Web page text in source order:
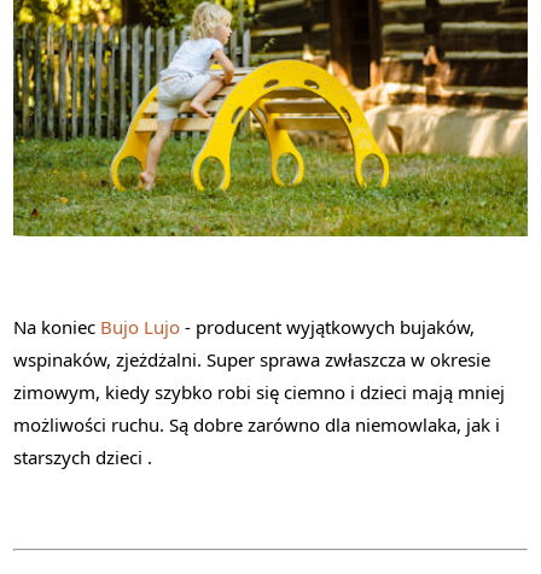
Na koniec Bujo Lujo - producent wyjątkowych bujaków,
wspinaków, zjeżdżalni. Super sprawa zwłaszcza w okresie
zimowym, kiedy szybko robi się ciemno i dzieci mają mniej
możliwości ruchu. Są dobre zarówno dla niemowlaka, jak i
starszych dzieci .